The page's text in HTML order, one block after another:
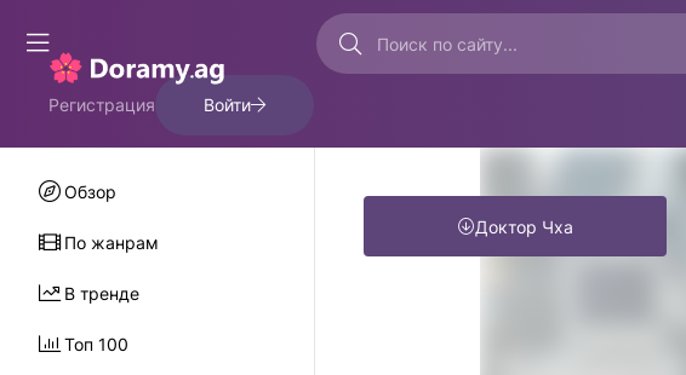
Регистрация Войти
Доктор Чха
Обзор
По жанрам
В тренде
Топ 100